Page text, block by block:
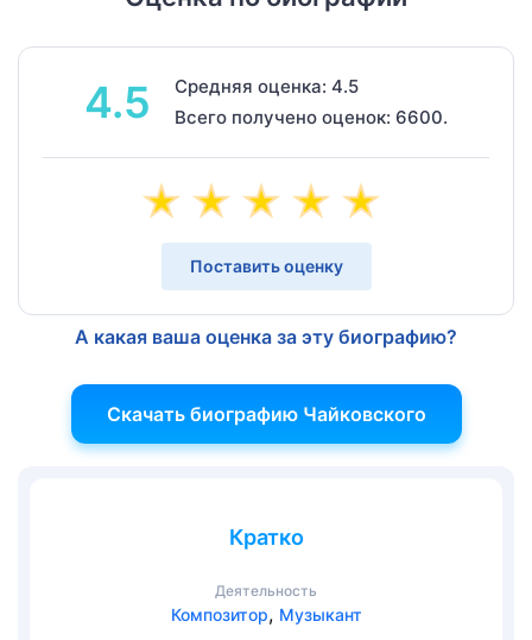
4.5
Средняя оценка: 4.5
Всего получено оценок: 6600.
Поставить оценку
А какая ваша оценка за эту биографию?
Скачать биографию Чайковского
Кратко
Деятельность
Композитор, Музыкант